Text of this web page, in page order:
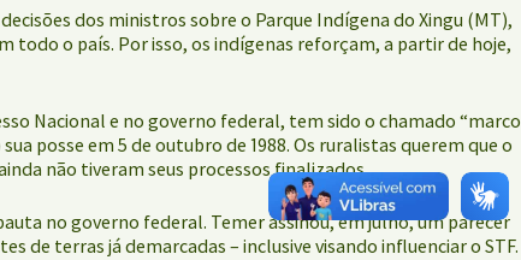
dos ministros sobre o Parque Indígena do Xingu (MT),
todo o país. Por isso, os indígenas reforçam, a partir de hoje,
Nacional e no governo federal, tem sido o chamado “marco
posse em 5 de outubro de 1988. Os ruralistas querem que o
não tiveram seus processos finalizados.
no governo federal. Temer assinou, em julho, um parecer
de terras já demarcadas – inclusive visando influenciar o STF.